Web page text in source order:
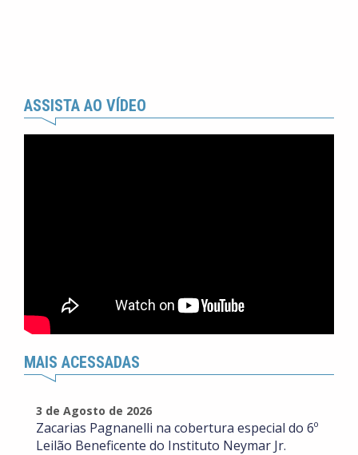
ASSISTA AO VÍDEO
MAIS ACESSADAS
3 de Agosto de 2026
Zacarias Pagnanelli na cobertura especial do 6º
Leilão Beneficente do Instituto Neymar Jr.